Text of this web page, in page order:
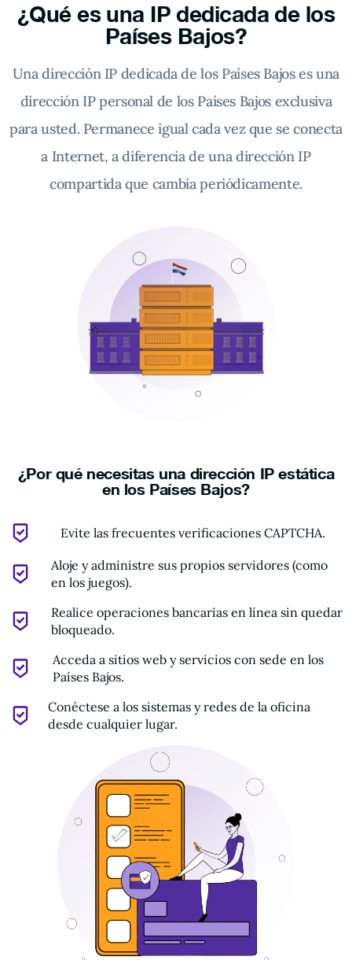
¿Qué es una IP dedicada de los
Países Bajos?
Una dirección IP dedicada de los Países Bajos es una
dirección IP personal de los Países Bajos exclusiva
para usted. Permanece igual cada vez que se conecta
a Internet, a diferencia de una dirección IP
compartida que cambia periódicamente.
¿Por qué necesitas una dirección IP estática
en los Países Bajos?
Evite las frecuentes verificaciones CAPTCHA.
Aloje y administre sus propios servidores (como
en los juegos).
Realice operaciones bancarias en línea sin quedar
bloqueado.
Acceda a sitios web y servicios con sede en los
Países Bajos.
Conéctese a los sistemas y redes de la oficina
desde cualquier lugar.